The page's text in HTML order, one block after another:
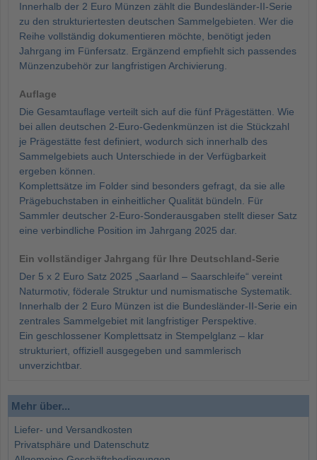
Innerhalb der 2 Euro Münzen zählt die Bundesländer-II-Serie
zu den strukturiertesten deutschen Sammelgebieten. Wer die
Reihe vollständig dokumentieren möchte, benötigt jeden
Jahrgang im Fünfersatz. Ergänzend empfiehlt sich passendes
Münzenzubehör zur langfristigen Archivierung.
Auflage
Die Gesamtauflage verteilt sich auf die fünf Prägestätten. Wie
bei allen deutschen 2-Euro-Gedenkmünzen ist die Stückzahl
je Prägestätte fest definiert, wodurch sich innerhalb des
Sammelgebiets auch Unterschiede in der Verfügbarkeit
ergeben können.
Komplettsätze im Folder sind besonders gefragt, da sie alle
Prägebuchstaben in einheitlicher Qualität bündeln. Für
Sammler deutscher 2-Euro-Sonderausgaben stellt dieser Satz
eine verbindliche Position im Jahrgang 2025 dar.
Ein vollständiger Jahrgang für Ihre Deutschland-Serie
Der 5 x 2 Euro Satz 2025 „Saarland – Saarschleife“ vereint
Naturmotiv, föderale Struktur und numismatische Systematik.
Innerhalb der 2 Euro Münzen ist die Bundesländer-II-Serie ein
zentrales Sammelgebiet mit langfristiger Perspektive.
Ein geschlossener Komplettsatz in Stempelglanz – klar
strukturiert, offiziell ausgegeben und sammlerisch
unverzichtbar.
Mehr über...
Liefer- und Versandkosten
Privatsphäre und Datenschutz